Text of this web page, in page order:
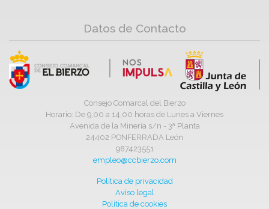
Datos de Contacto
Consejo Comarcal del Bierzo
Horario: De 9,00 a 14,00 horas de Lunes a Viernes
Avenida de la Minería s/n - 3ª Planta
24402 PONFERRADA León
987423551
empleo@ccbierzo.com
Política de privacidad
Aviso legal
Política de cookies